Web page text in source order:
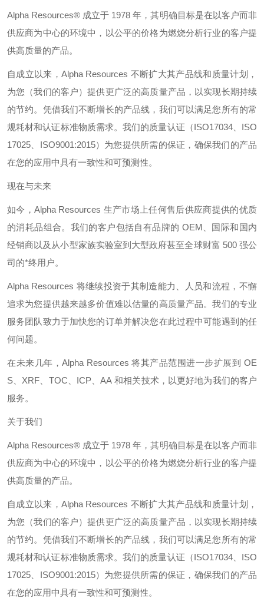
Alpha Resources® 成立于 1978年，其明确目标是在以客户而非
供应商为中心的环境中，以公平的价格为燃烧分析行业的客户提
供高质量的产品。
自成立以来， Alpha Resources 不断扩大其产品线和质量计划，
为您（我们的客户）提供更广泛的高质量产品，以实现长期持续
的节约。凭借我们不断增长的产品线，我们可以满足您所有的常
规耗材和认证标准物质需求。我们的质量认证（ISO17034、 ISO
17025
ISO9001:2015）为您提供所需的保证，确保我们的产品
在您的应用中具有一致性和可预测性。
现在与未来
如今， Alpha Resources 生产市场上任何售后供应商提供的优质
的消耗品组合。我们的客户包括自有品牌的 OEM 、国际和国内
经销商以及从小型家族实验室到大型政府甚至全球财富 500 强公
司的*终用户。
Alpha Resources 将继续投资于其制造能力、人员和流程，不懈
追求为您提供越来越多价值难以估量的高质量产品。我们的专业
服务团队致力于加快您的订单并解决您在此过程中可能遇到的任
何问题。
在未来几年，Alpha Resources将其产品范围进一步扩展到OE
S
XRF TOC ICP、 AA和相关技术，以更好地为我们的客户
服务。
关于我们
Alpha Resources® 成立于 1978年，其明确目标是在以客户而非
供应商为中心的环境中，以公平的价格为燃烧分析行业的客户提
供高质量的产品。
自成立以来， Alpha Resources 不断扩大其产品线和质量计划，
为您（我们的客户）提供更广泛的高质量产品，以实现长期持续
的节约。凭借我们不断增长的产品线，我们可以满足您所有的常
规耗材和认证标准物质需求。我们的质量认证（ISO17034、 ISO
17025
ISO9001:2015）为您提供所需的保证，确保我们的产品
在您的应用中具有一致性和可预测性。